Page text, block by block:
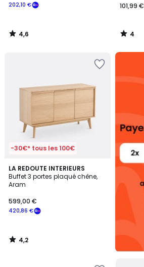
202,10 €
4,6
/
101,99 €
4
/
-30€* tous les 100€
LA REDOUTE INTERIEURS
Buffet 3 portes plaqué chêne,
Aram
420,86 €
599,00 €
4,2
/ 5
4,2
/
Alma
sans